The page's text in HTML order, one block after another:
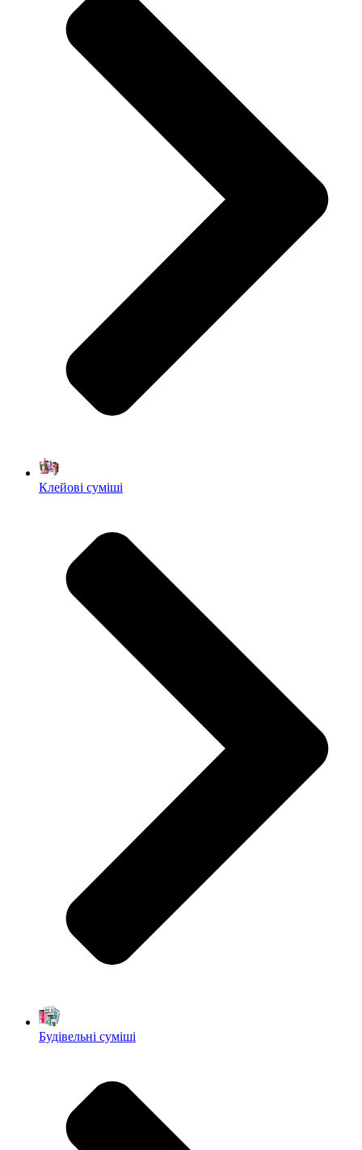
Клейові суміші
Будівельні суміші